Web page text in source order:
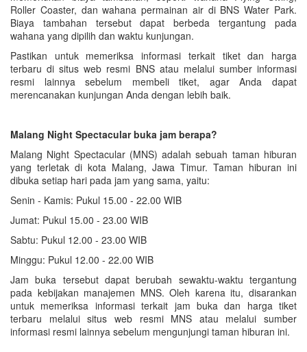
Roller Coaster, dan wahana permainan air di BNS Water Park.
Biaya tambahan tersebut dapat berbeda tergantung pada
wahana yang dipilih dan waktu kunjungan.
Pastikan untuk memeriksa informasi terkait tiket dan harga
terbaru di situs web resmi BNS atau melalui sumber informasi
resmi lainnya sebelum membeli tiket, agar Anda dapat
merencanakan kunjungan Anda dengan lebih baik.
Malang Night Spectacular buka jam berapa?
Malang Night Spectacular (MNS) adalah sebuah taman hiburan
yang terletak di kota Malang, Jawa Timur. Taman hiburan ini
dibuka setiap hari pada jam yang sama, yaitu:
Senin - Kamis: Pukul 15.00 - 22.00 WIB
Jumat: Pukul 15.00 - 23.00 WIB
Sabtu: Pukul 12.00 - 23.00 WIB
Minggu: Pukul 12.00 - 22.00 WIB
Jam buka tersebut dapat berubah sewaktu-waktu tergantung
pada kebijakan manajemen MNS. Oleh karena itu, disarankan
untuk memeriksa informasi terkait jam buka dan harga tiket
terbaru melalui situs web resmi MNS atau melalui sumber
informasi resmi lainnya sebelum mengunjungi taman hiburan ini.